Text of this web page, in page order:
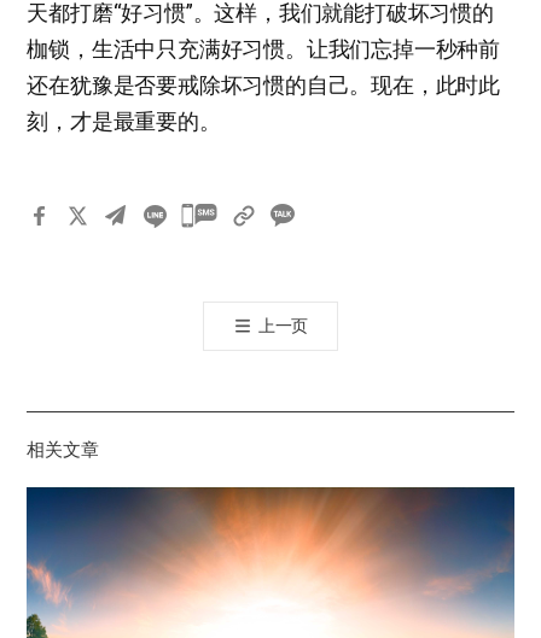
天都打磨“好习惯”。这样，我们就能打破坏习惯的
枷锁，生活中只充满好习惯。让我们忘掉一秒种前
还在犹豫是否要戒除坏习惯的自己。现在，此时此
刻，才是最重要的。
카
톡
공
기
上一页
相关文章